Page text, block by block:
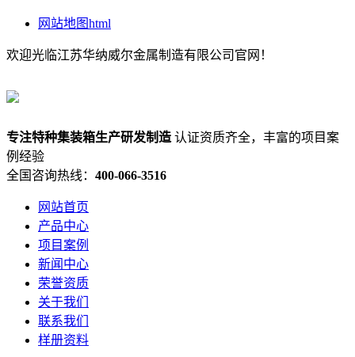
网站地图html
欢迎光临江苏华纳威尔金属制造有限公司官网！
专注特种集装箱生产研发制造 认证资质齐全，丰富的项目案
例经验
全国咨询热线： 400-066-3516
网站首页
产品中心
项目案例
新闻中心
荣誉资质
关于我们
联系我们
样册资料